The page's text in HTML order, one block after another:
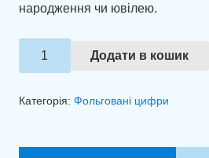
народження чи ювілею.
Фольгована
цифра
Додати в кошик
Категорія: Фольговані цифри